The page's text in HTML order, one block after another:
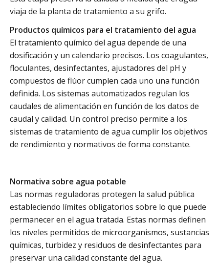
viaja de la planta de tratamiento a su grifo.
Productos químicos para el tratamiento del agua
El tratamiento químico del agua depende de una
dosificación y un calendario precisos. Los coagulantes,
floculantes, desinfectantes, ajustadores del pH y
compuestos de flúor cumplen cada uno una función
definida. Los sistemas automatizados regulan los
caudales de alimentación en función de los datos de
caudal y calidad. Un control preciso permite a los
sistemas de tratamiento de agua cumplir los objetivos
de rendimiento y normativos de forma constante.
Normativa sobre agua potable
Las normas reguladoras protegen la salud pública
estableciendo límites obligatorios sobre lo que puede
permanecer en el agua tratada. Estas normas definen
los niveles permitidos de microorganismos, sustancias
químicas, turbidez y residuos de desinfectantes para
preservar una calidad constante del agua.